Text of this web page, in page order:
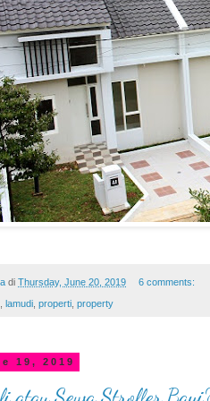
di Thursday, June 20, 2019 6 comments:
lamudi properti property
19, 2019